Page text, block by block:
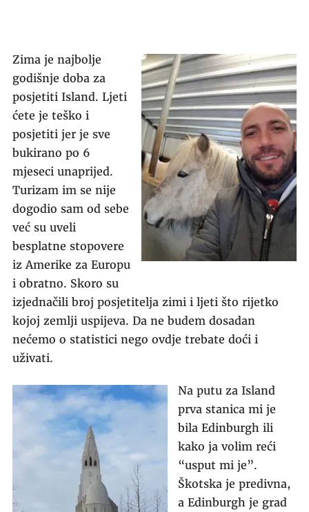
Zima je najbolje
godišnje doba za
posjetiti Island. Ljeti
ćete je teško i
posjetiti jer je sve
bukirano po 6
mjeseci unaprijed.
Turizam im se nije
dogodio sam od sebe
već su uveli
besplatne stopovere
iz Amerike za Europu
i obratno. Skoro su
izjednačili broj posjetitelja zimi i ljeti što rijetko
kojoj zemlji uspijeva. Da ne budem dosadan
nećemo o statistici nego ovdje trebate doći i
uživati.
Na putu za Island
prva stanica mi je
bila Edinburgh ili
kako ja volim reći
“usput mi je”.
Škotska je predivna,
a Edinburgh je grad